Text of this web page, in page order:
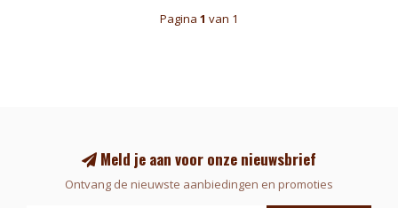
Pagina 1 van 1
Meld je aan voor onze nieuwsbrief
Ontvang de nieuwste aanbiedingen en promoties